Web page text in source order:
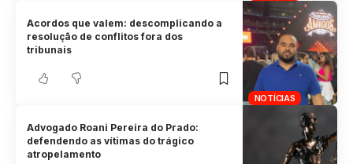
NOTÍCIAS
Acordos que valem: descomplicando a
resolução de conflitos fora dos
tribunais
Advogado Roani Pereira do Prado:
defendendo as vítimas do trágico
atropelamento